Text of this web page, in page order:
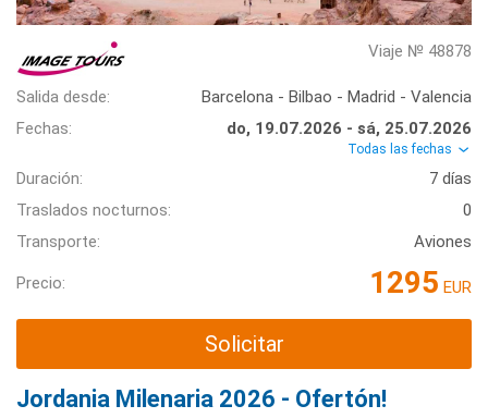
Viaje № 48878
Salida desde:
Barcelona - Bilbao - Madrid - Valencia
Fechas:
do, 19.07.2026 - sá, 25.07.2026
Todas las fechas
Duración:
7 días
Traslados nocturnos:
0
Transporte:
Aviones
Precio: 1295 EUR
Solicitar
Jordania Milenaria 2026 - Ofertón!